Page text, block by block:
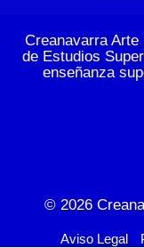
Creanavarra
de Estudios
enseñanza
© 2026
Aviso Legal